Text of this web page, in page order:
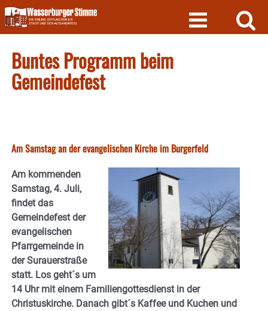
Skip
to
content
Buntes Programm beim
Gemeindefest
Am Samstag an der evangelischen Kirche im Burgerfeld
Am kommenden
Samstag, 4. Juli,
findet das
Gemeindefest der
evangelischen
Pfarrgemeinde in
der Surauerstraße
statt. Los geht´s um
14 Uhr mit einem Familiengottesdienst in der
Christuskirche. Danach gibt´s Kaffee und Kuchen und